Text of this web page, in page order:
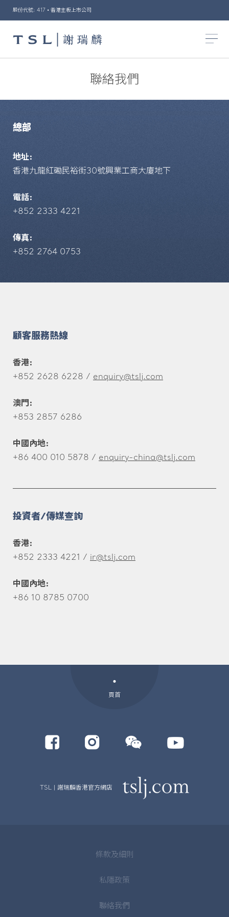
股份代號: 417 • 香港主板上市公司
聯絡我們
總部
地址:
香港九龍紅磡民裕街30號興業工商大廈地下
電話:
+852 2333 4221
傳真:
+852 2764 0753
顧客服務熱線
香港:
+852 2628 6228 / enquiry@tslj.com
澳門:
+853 2857 6286
中國內地:
+86 400 010 5878 / enquiry-china@tslj.com
投資者/傳媒查詢
香港:
+852 2333 4221 / ir@tslj.com
中國內地:
+86 10 8785 0700
頁首
TSL | 謝瑞麟香港官方網店
條款及細則
私隱政策
聯絡我們